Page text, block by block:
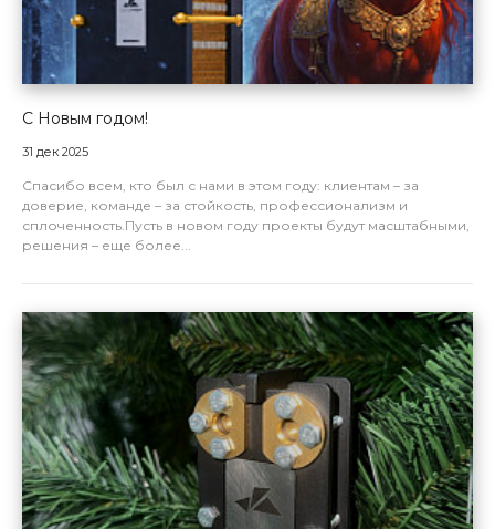
С Новым годом!
31 дек 2025
Спасибо всем, кто был с нами в этом году: клиентам – за
доверие, команде – за стойкость, профессионализм и
сплоченность.Пусть в новом году проекты будут масштабными,
решения – еще более...